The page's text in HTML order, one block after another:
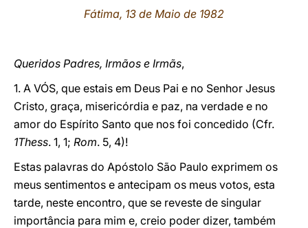
Fátima, 13 de Maio de 1982
Queridos Padres, Irmãos e Irmãs,
1. A VÓS, que estais em Deus Pai e no Senhor Jesus
Cristo, graça, misericórdia e paz, na verdade e no
amor do Espírito Santo que nos foi concedido (Cfr.
1Thess. 1, 1; Rom. 5, 4)!
Estas palavras do Apóstolo São Paulo exprimem os
meus sentimentos e antecipam os meus votos, esta
tarde, neste encontro, que se reveste de singular
importância para mim e, creio poder dizer, também